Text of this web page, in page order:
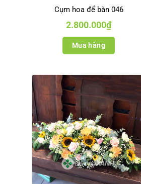
Cụm hoa để bàn 046
2.800.000₫
Mua hàng